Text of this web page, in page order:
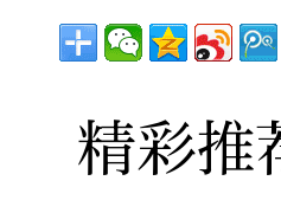
精彩推